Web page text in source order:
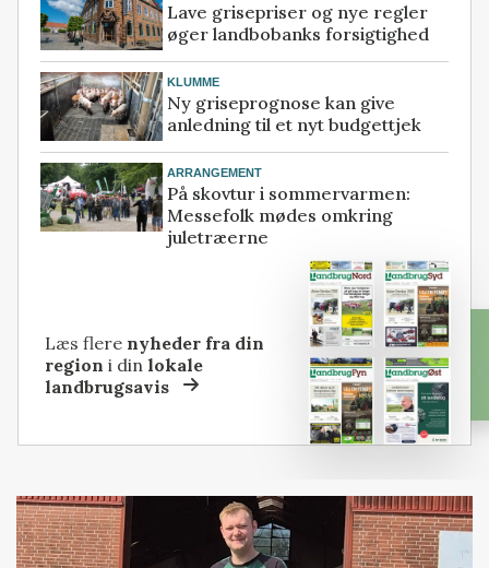
Lave grisepriser og nye regler
øger landbobanks forsigtighed
KLUMME
Ny griseprognose kan give
anledning til et nyt budgettjek
ARRANGEMENT
På skovtur i sommervarmen:
Messefolk mødes omkring
juletræerne
Læs flere nyheder fra din
region i dinlokale
landbrugsavis